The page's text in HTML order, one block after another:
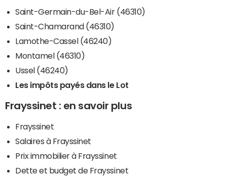
Saint-Germain-du-Bel-Air (46310)
Saint-Chamarand (46310)
Lamothe-Cassel (46240)
Montamel (46310)
Ussel (46240)
Les impôts payés dans le Lot
Frayssinet : en savoir plus
Frayssinet
Salaires à Frayssinet
Prix immobilier à Frayssinet
Dette et budget de Frayssinet